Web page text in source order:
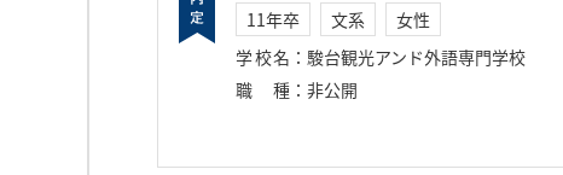
11年卒 文系
女性
学校名 ： 駿台観光アンド外語専門学校
職種 ： 非公開